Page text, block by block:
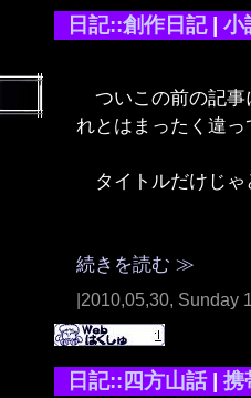
日記::創作日記| 小
ついこの前の記事
れとはまったく違
タイトルだけじゃ
続きを読む ≫
|2010,05,30, Sunday
日記::四方山話| 携